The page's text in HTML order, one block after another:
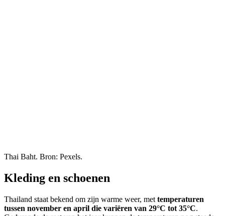
Thai Baht. Bron: Pexels.
Kleding en schoenen
Thailand staat bekend om zijn warme weer, met temperaturen
tussen november en april die variëren van 29°C tot 35°C.